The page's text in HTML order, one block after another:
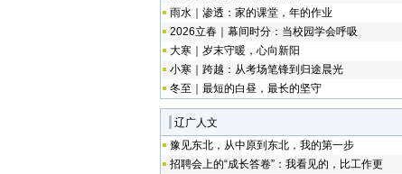
雨水｜渗透：家的课堂，年的作业
2026立春｜幕间时分：当校园学会呼吸
大寒｜岁末守暖，心向新阳
小寒｜跨越：从考场笔锋到归途晨光
冬至｜最短的白昼，最长的坚守
辽广人文
豫见东北，从中原到东北，我的第一步
招聘会上的“成长答卷”：我看见的，比工作更